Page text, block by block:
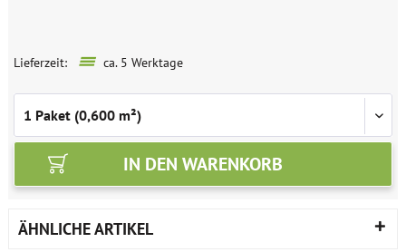
Lieferzeit: ca. 5 Werktage
IN DEN WARENKORB
ÄHNLICHE ARTIKEL